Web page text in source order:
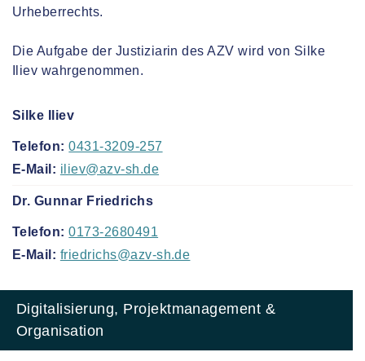
Urheberrechts.
Die Aufgabe der Justiziarin des AZV wird von Silke
Iliev wahrgenommen.
Silke Iliev
Telefon: 0431-3209-257
E-Mail: iliev@azv-sh.de
Dr. Gunnar Friedrichs
Telefon: 0173-2680491
E-Mail: friedrichs@azv-sh.de
Digitalisierung, Projektmanagement &
Organisation